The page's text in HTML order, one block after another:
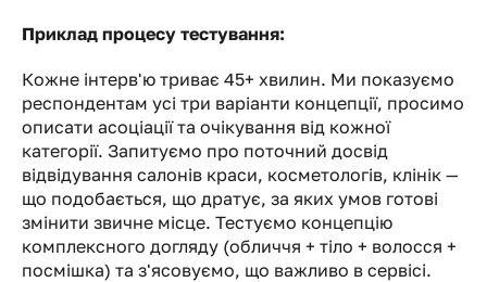
Приклад процесу тестування:
Кожне інтерв'ю триває 45+ хвилин. Ми показуємо
респондентам усі три варіанти концепції, просимо
описати асоціації та очікування від кожної
категорії. Запитуємо про поточний досвід
відвідування салонів краси, косметологів, клінік —
що подобається, що дратує, за яких умов готові
змінити звичне місце. Тестуємо концепцію
комплексного догляду (обличчя + тіло + волосся +
посмішка) та з'ясовуємо, що важливо в сервісі.